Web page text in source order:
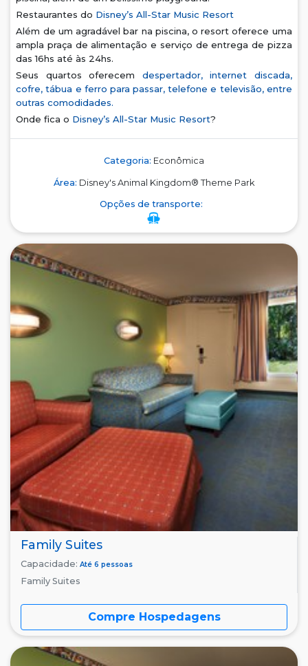
Restaurantes do Disney’s All-Star Music Resort
Além de um agradável bar na piscina, o resort oferece uma
ampla praça de alimentação e serviço de entrega de pizza
das 16hs até às 24hs.
Seus quartos oferecem despertador, internet discada,
cofre, tábua e ferro para passar, telefone e televisão, entre
outras comodidades.
Onde fica o Disney’s All-Star Music Resort?
Categoria: Econômica
Área: Disney's Animal Kingdom® Theme Park
Opções de transporte:
Family Suites
Capacidade: Até 6 pessoas
Family Suites
Compre Hospedagens